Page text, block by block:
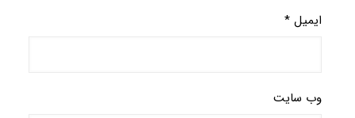
ایمیل*
وب‌ سایت